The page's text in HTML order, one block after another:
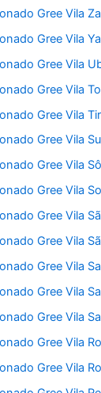
Gree Vila
Gree Vila
Gree Vila
Gree Vila
Gree Vila
Gree Vila
Gree Vila
Gree Vila
Gree Vila
Gree Vila
Gree Vila
Gree Vila
Gree Vila
Gree Vila
Gree Vila